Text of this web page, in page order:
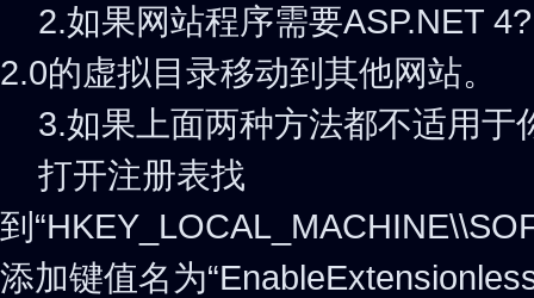
2.如果网站程序需要ASP.NET
2.0的虚拟目录移动到其他网站。
3.如果上面两种方法都不适用于
打开注册表找
到
添加键值名为